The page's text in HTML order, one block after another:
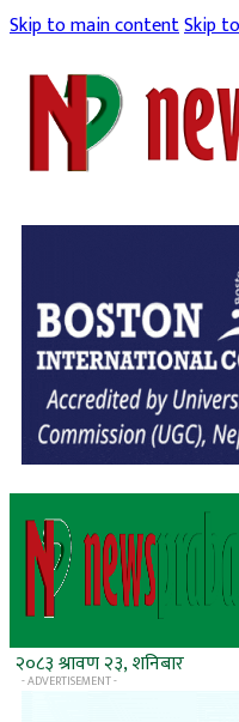
Skip to main contentSkip
२०८३ श्रावण २३, शनिबार
- ADVERTISEMENT -